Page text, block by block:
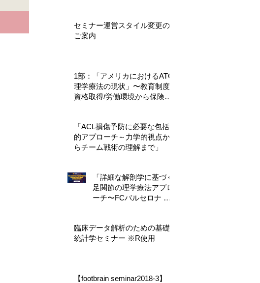
セミナー運営スタイル変更の
ご案内
1部：「アメリカにおけるATC/
理学療法の現状」〜教育制度/
資格取得/労働環境から保険制
理学療法（EBP）」〜セント
オーガスティン大学で学ぶ18s
「ACL損傷予防に必要な包括
的アプローチ～力学的視点か
らチーム戦術の理解まで」
「詳細な解剖学に基づく
足関節の理学療法アプロ
ーチ〜FCバルセロナ メ
臨床データ解析のための基礎
統計学セミナー ※R使用
【footbrain seminar2018-3】